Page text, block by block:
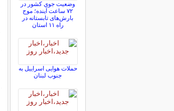
وضعیت جوی کشور در
۷۲ ساعت آینده؛ موج
بارش‌های تابستانه در
راه ۱۱ استان
حملات هوایی اسراییل به
جنوب لبنان